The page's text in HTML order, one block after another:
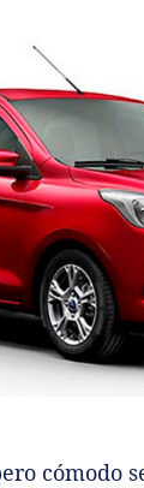
cómodo